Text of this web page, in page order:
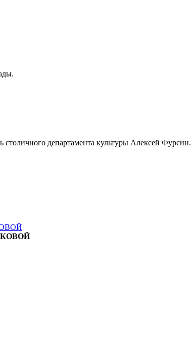
столичного департамента культуры Алексей Фурсин.